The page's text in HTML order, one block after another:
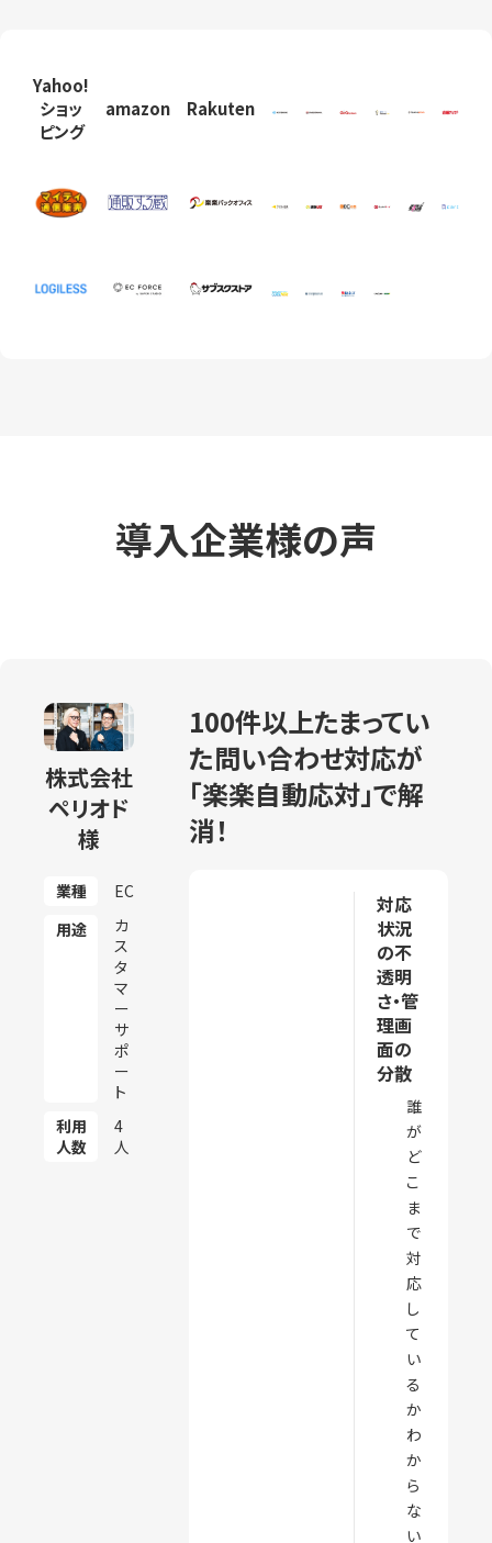
Yahoo!
ショッ
ピング
amazon Rakuten
導入企業様の声
株式会社
ペリオド
様
業種
EC
用途
カ
ス
タ
マ
ー
サ
ポ
ー
ト
利用
人数
4
人
100件以上たまってい
た問い合わせ対応が
「楽楽自動応対」で解
消！
対応
状況
の不
透明
さ・管
理画
面の
分散
誰
が
ど
こ
ま
で
対
応
し
て
い
る
か
わ
か
ら
な
い